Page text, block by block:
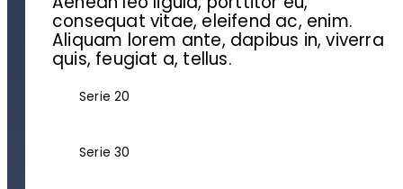
consequat vitae, eleifend ac, enim.
Aliquam lorem ante, dapibus in, viverra
quis, feugiat a, tellus.
Serie 20
Serie 30